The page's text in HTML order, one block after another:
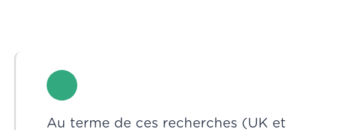
Au terme de ces recherches (UK et